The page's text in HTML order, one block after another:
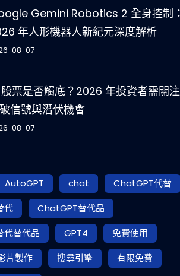
Gemini Robotics 2 全身控制
年人形機器人新紀元深度解析
08-07
票是否觸底？2026 年投資者需關
信號與潛伏機會
08-07
AutoGPT chat
ChatGPT代替
代
ChatGPT替代品
替代品
GPT4
免費使用
片製作 搜尋引擎
有限免費